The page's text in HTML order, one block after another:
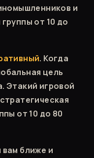
и
от 10 до
. Когда
цель
Этакий игровой
от 10 до 80
ближе и